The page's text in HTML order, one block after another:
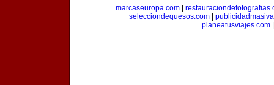
marcaseuropa.com|
selecciondequesos.com
planeatusviajes.com